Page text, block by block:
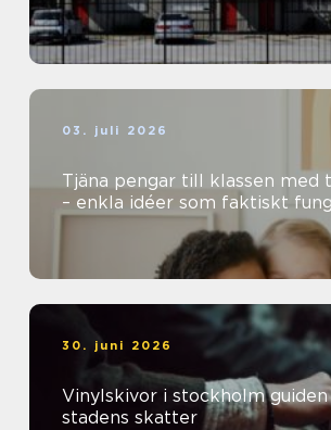
03. juli 2026
Tjäna pengar till klassen med
– enkla idéer som faktiskt
30. juni 2026
Vinylskivor i stockholm guiden till
stadens skatter